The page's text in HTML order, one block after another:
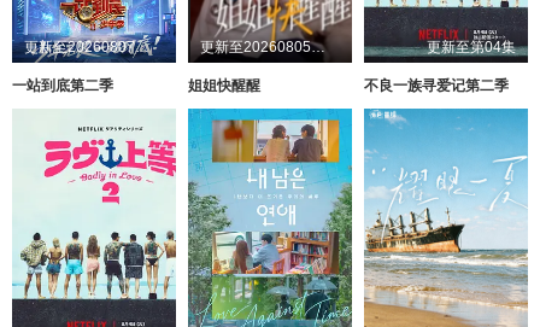
更新至20260807第1期
一站到底第二季
更新至20260805第1期加更
姐姐快醒醒
更新至第04集
不良一族寻爱记第二季